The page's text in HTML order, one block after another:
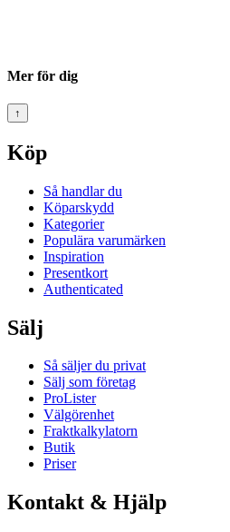
Mer för dig
↑
Köp
Så handlar du
Köparskydd
Kategorier
Populära varumärken
Inspiration
Presentkort
Authenticated
Sälj
Så säljer du privat
Sälj som företag
ProLister
Välgörenhet
Fraktkalkylatorn
Butik
Priser
Kontakt & Hjälp